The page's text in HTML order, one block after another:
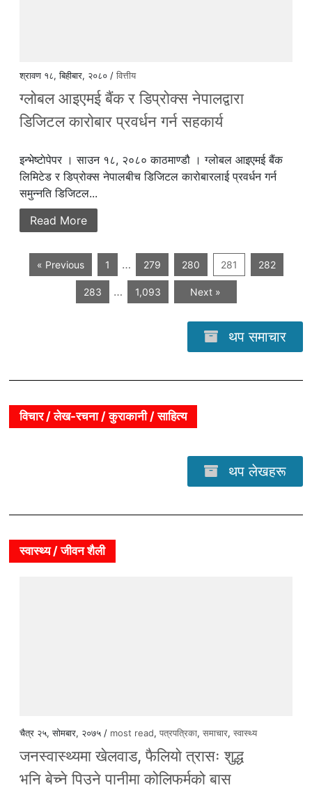
श्रावण १८, बिहीबार, २०८० /वित्तीय
ग्लोबल आइएमई बैंक र डिप्रोक्स नेपालद्वारा
डिजिटल कारोबार प्रवर्धन गर्न सहकार्य
इन्भेष्टाेपेपर । साउन १८, २०८० काठमाण्डौ । ग्लोबल आइएमई बैंक
लिमिटेड र डिप्रोक्स नेपालबीच डिजिटल कारोबारलाई प्रवर्धन गर्न
समुन्नति डिजिटल...
Read More
« Previous 1 … 279 280 281 282
283 … 1,093 Next »
थप समाचार
विचार / लेख-रचना / कुराकानी / साहित्य
थप लेखहरू
स्वास्थ्य / जीवन शैली
चैत्र २५, सोमबार, २०७५ / most read,पत्रपत्रिका,समाचार,स्वास्थ्य
जनस्वास्थ्यमा खेलवाड, फैलियाे त्रासः शुद्ध
भनि बेच्ने पिउने पानीमा कोलिफर्मको बास